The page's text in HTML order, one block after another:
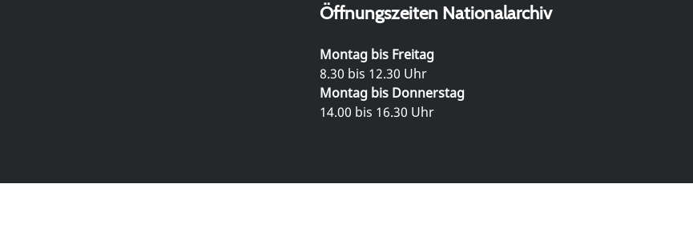
Öffnungszeiten Nationalarchiv
Montag bis Freitag
8.30 bis 12.30 Uhr
Montag bis Donnerstag
14.00 bis 16.30 Uhr